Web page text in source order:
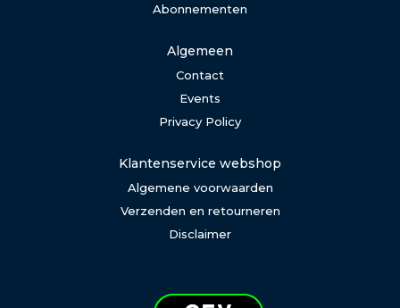
Abonnementen
Algemeen
Contact
Events
Privacy Policy
Klantenservice webshop
Algemene voorwaarden
Verzenden en retourneren
Disclaimer